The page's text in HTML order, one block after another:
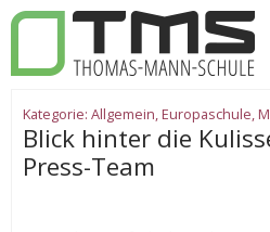
Kategorie: Allgemein,Europaschule,
Blick hinter die
Press-Team